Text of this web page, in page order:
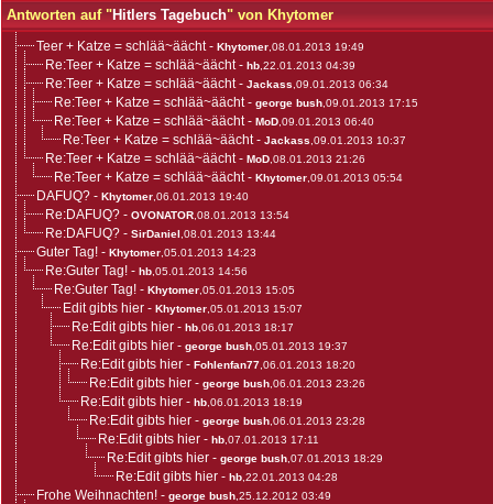
Antworten auf "Hitlers Tagebuch" von Khytomer
Teer + Katze = schlää~äächt- Khytomer ,08.01.2013 19:49
Re:Teer + Katze = schlää~äächt- hb ,22.01.2013 04:39
Re:Teer + Katze = schlää~äächt- Jackass ,09.01.2013 06:34
Re:Teer + Katze = schlää~äächt- george bush ,09.01.2013 17:15
Re:Teer + Katze = schlää~äächt- MoD ,09.01.2013 06:40
Re:Teer + Katze = schlää~äächt- Jackass ,09.01.2013 10:37
Re:Teer + Katze = schlää~äächt- MoD ,08.01.2013 21:26
Re:Teer + Katze = schlää~äächt- Khytomer ,09.01.2013 05:54
DAFUQ? - Khytomer ,06.01.2013 19:40
Re:DAFUQ? - OVONATOR ,08.01.2013 13:54
Re:DAFUQ? - SirDaniel ,08.01.2013 13:44
Guter Tag! - Khytomer ,05.01.2013 14:23
Re:Guter Tag! - hb ,05.01.2013 14:56
Re:Guter Tag! - Khytomer ,05.01.2013 15:05
Edit gibts hier - Khytomer ,05.01.2013 15:07
Re:Edit gibts hier - hb ,06.01.2013 18:17
Re:Edit gibts hier - george bush ,05.01.2013 19:37
Re:Edit gibts hier - Fohlenfan77 ,06.01.2013 18:20
Re:Edit gibts hier - george bush ,06.01.2013 23:26
Re:Edit gibts hier - hb ,06.01.2013 18:19
Re:Edit gibts hier - george bush ,06.01.2013 23:28
Re:Edit gibts hier - hb ,07.01.2013 17:11
Re:Edit gibts hier - george bush ,07.01.2013 18:29
Re:Edit gibts hier - hb ,22.01.2013 04:28
Frohe Weihnachten! - george bush ,25.12.2012 03:49